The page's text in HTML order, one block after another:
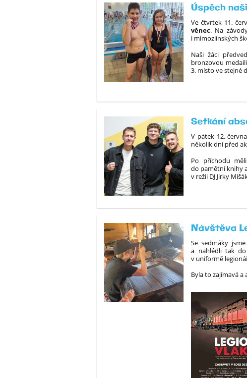
Úspěch
Ve čtvrtek 11.
věnec. Na
i mimozlínských
Naši žáci
bronzovou
3. místo ve stejné
Setkání
V pátek 12.
několik dní před
Po příchodu
do pamětní knihy
v režii DJ Jirky
Návštěva
Se sedmáky
a nahlédli tak do
v uniformě
Byla to zajímavá